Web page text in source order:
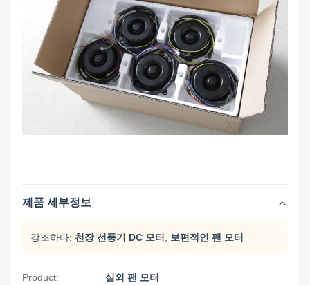
제품 세부정보
강조하다: 천장 선풍기 DC 모터 , 보편적인 팬 모터
Product: 실외 팬 모터